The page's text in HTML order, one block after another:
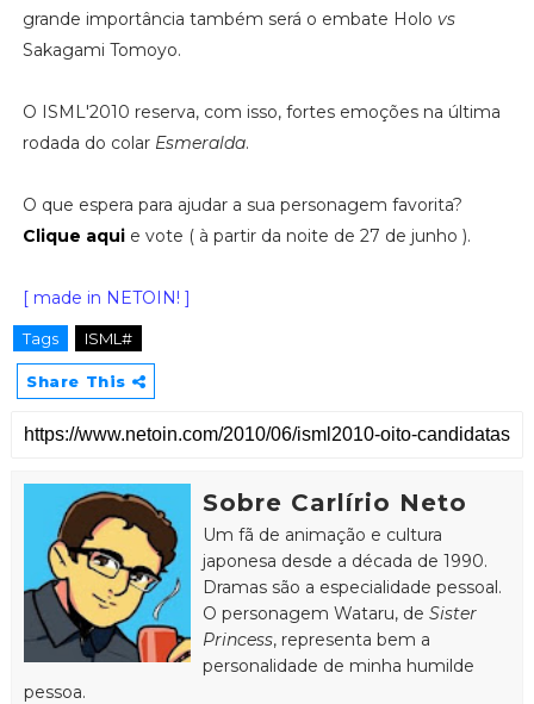
grande importância também será o embate Holo vs
Sakagami Tomoyo.
O ISML'2010 reserva, com isso, fortes emoções na última
rodada do colar Esmeralda.
O que espera para ajudar a sua personagem favorita?
Clique aquie vote ( à partir da noite de 27 de junho ).
[ made in NETOIN! ]
Tags ISML#
Share This
Sobre Carlírio Neto
Um fã de animação e cultura
japonesa desde a década de 1990.
Dramas são a especialidade pessoal.
O personagem Wataru, de Sister
Princess, representa bem a
personalidade de minha humilde
pessoa.